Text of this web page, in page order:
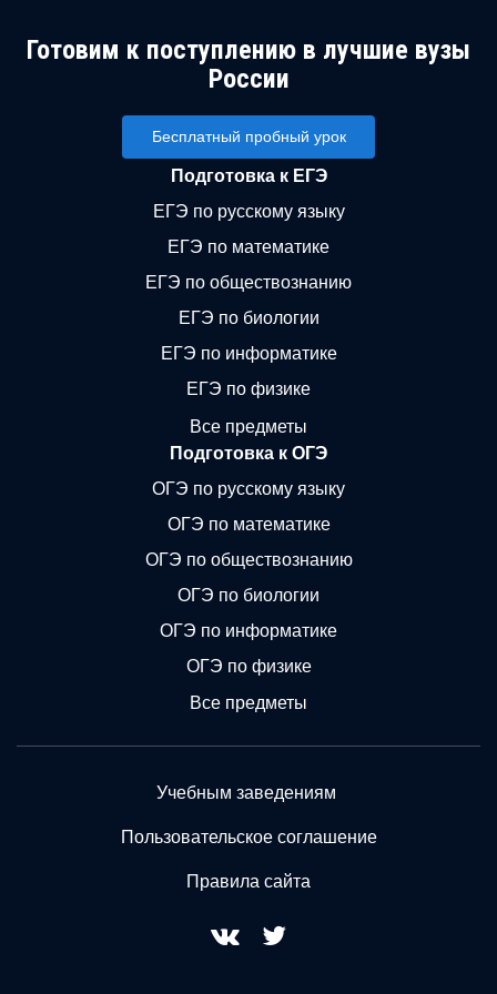
Готовим к поступлению в лучшие вузы
России
Бесплатный пробный урок
Подготовка к ЕГЭ
ЕГЭ по русскому языку
ЕГЭ по математике
ЕГЭ по обществознанию
ЕГЭ по биологии
ЕГЭ по информатике
ЕГЭ по физике
Все предметы
Подготовка к ОГЭ
ОГЭ по русскому языку
ОГЭ по математике
ОГЭ по обществознанию
ОГЭ по биологии
ОГЭ по информатике
ОГЭ по физике
Все предметы
Учебным заведениям
Пользовательское соглашение
Правила сайта